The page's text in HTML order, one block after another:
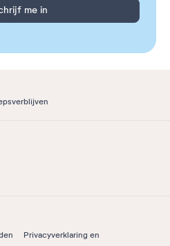
me in
Privacyverklaring en